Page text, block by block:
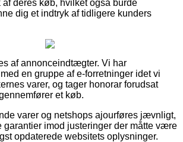
af deres køb, hvilket også burde
dig et indtryk af tidligere kunders
af annonceindtægter. Vi har
en gruppe af e-forretninger idet vi
varer, og tager honorar forudsat
et køb.
varer og netshops ajourføres jævnligt,
garantier imod justeringer der måtte være
opdaterede websitets oplysninger.